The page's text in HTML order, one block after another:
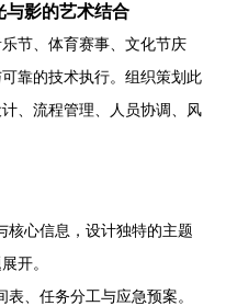
与影的艺术结合
节、体育赛事、文化节庆
靠的技术执行。组织策划此
、流程管理、人员协调、风
核心信息，设计独特的主题
开。
表、任务分工与应急预案。